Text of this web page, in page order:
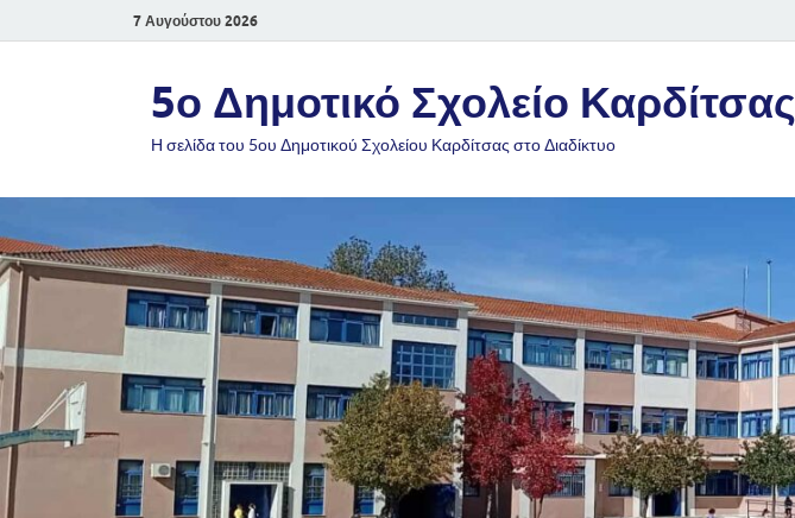
7 Αυγούστου 2026
5ο Δημοτικό Σχολείο Καρδίτσας
Η σελίδα του 5ου Δημοτικού Σχολείου Καρδίτσας στο Διαδίκτυο